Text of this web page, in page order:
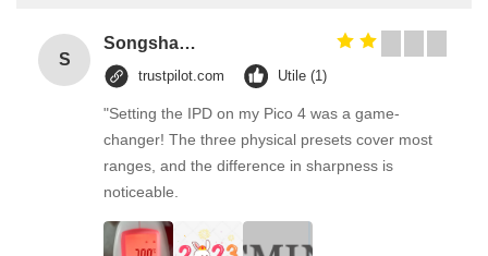
S
Songshang
trustpilot.com Utile (1)
"Setting the IPD on my Pico 4 was a game-
changer! The three physical presets cover most
ranges, and the difference in sharpness is
noticeable.